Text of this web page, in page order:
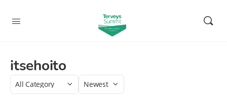
itsehoito
Category
Sort